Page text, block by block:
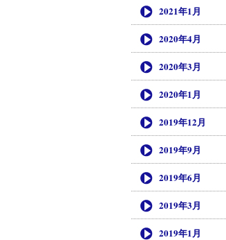
2021年1月
2020年4月
2020年3月
2020年1月
2019年12月
2019年9月
2019年6月
2019年3月
2019年1月